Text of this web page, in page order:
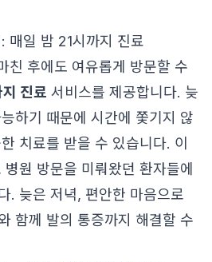
매일 밤 21시까지 진료
친 후에도 여유롭게 방문할 수
진료 서비스를 제공합니다. 늦
하기 때문에 시간에 쫓기지 않
치료를 받을 수 있습니다. 이
원 방문을 미뤄왔던 환자들에
. 늦은 저녁, 편안한 마음으로
함께 발의 통증까지 해결할 수